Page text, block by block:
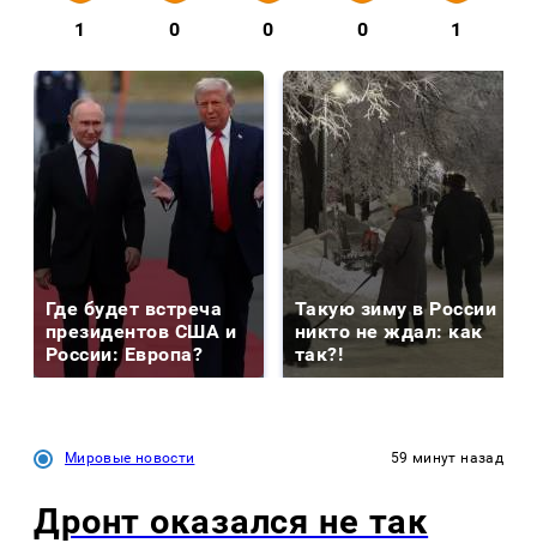
1 0 0 0 1
Где будет встреча
президентов США и
России: Европа?
Такую зиму в России
никто не ждал: как
так?!
Мировые новости 59 минут назад
Дронт оказался не так